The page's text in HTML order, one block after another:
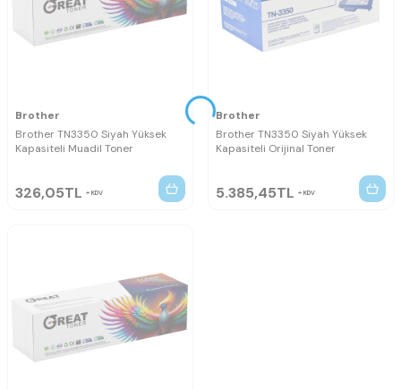
Brother
Brother TN3350 Siyah Yüksek
Kapasiteli Muadil Toner
326,05TL KDV
Brother
Brother TN3350 Siyah Yüksek
Kapasiteli Orijinal Toner
5.385,45TL KDV